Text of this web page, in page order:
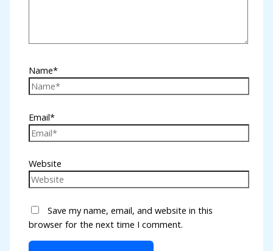
Name*
Email*
Website
Save my name, email, and website in this
browser for the next time I comment.